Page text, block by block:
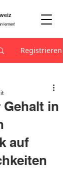
lernen!
Registrieren
Gehalt in
auf